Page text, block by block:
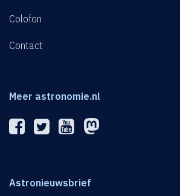
Colofon
Contact
Meer astronomie.nl
Astronieuwsbrief